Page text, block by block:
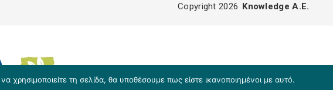
τη σελίδα, θα υποθέσουμε πως είστε ικανοποιημένοι με αυτό.
Copyright 2026 Knowledge A.E.